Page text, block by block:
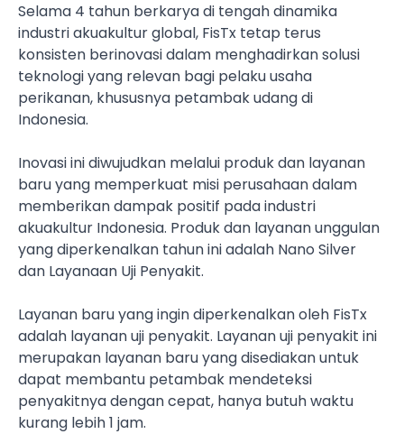
Selama 4 tahun berkarya di tengah dinamika
industri akuakultur global, FisTx tetap terus
konsisten berinovasi dalam menghadirkan solusi
teknologi yang relevan bagi pelaku usaha
perikanan, khususnya petambak udang di
Indonesia.
Inovasi ini diwujudkan melalui produk dan layanan
baru yang memperkuat misi perusahaan dalam
memberikan dampak positif pada industri
akuakultur Indonesia. Produk dan layanan unggulan
yang diperkenalkan tahun ini adalah Nano Silver
dan Layanaan Uji Penyakit.
Layanan baru yang ingin diperkenalkan oleh FisTx
adalah layanan uji penyakit. Layanan uji penyakit ini
merupakan layanan baru yang disediakan untuk
dapat membantu petambak mendeteksi
penyakitnya dengan cepat, hanya butuh waktu
kurang lebih 1 jam.